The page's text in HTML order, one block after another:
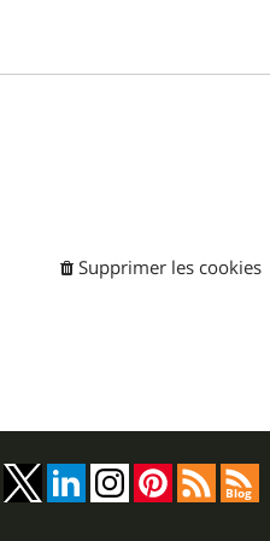
e
Supprimer les cookies